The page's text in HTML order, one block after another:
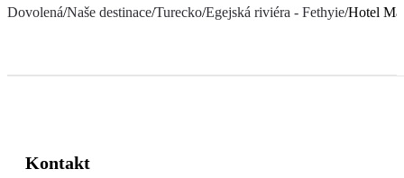
Dovolená/Naše destinace/Turecko/Egejská riviéra - Fethyie/Hotel
Kontakt